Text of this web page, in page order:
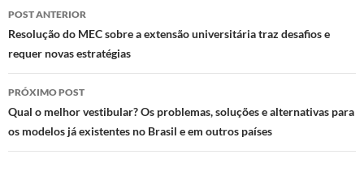
n o
k p
Navegação
de
posts
POST ANTERIOR
Resolução do MEC sobre a extensão universitária traz desafios e
requer novas estratégias
PRÓXIMO POST
Qual o melhor vestibular? Os problemas, soluções e alternativas para
os modelos já existentes no Brasil e em outros países